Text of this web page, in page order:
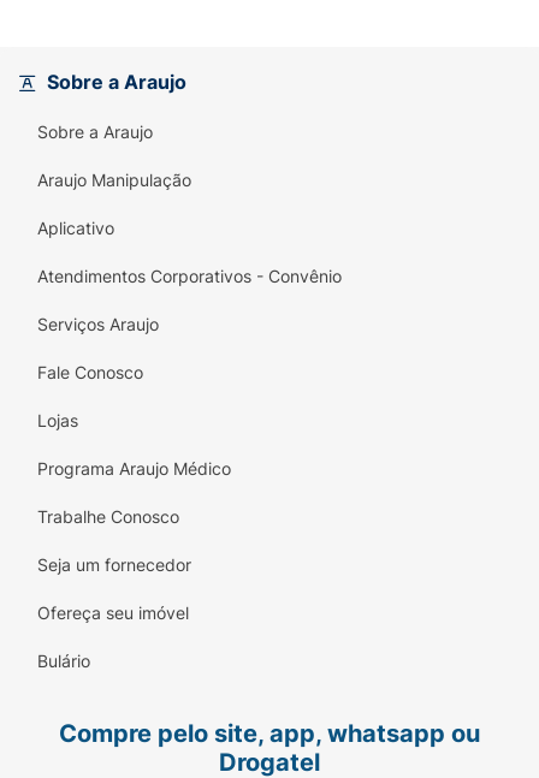
Sobre a Araujo
Sobre a Araujo
Araujo Manipulação
Aplicativo
Atendimentos Corporativos - Convênio
Serviços Araujo
Fale Conosco
Lojas
Programa Araujo Médico
Trabalhe Conosco
Seja um fornecedor
Ofereça seu imóvel
Bulário
Compre pelo site, app, whatsapp ou
Drogatel